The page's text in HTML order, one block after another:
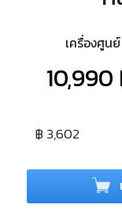
เครื่องศูนย์
10,990
฿ 3,602